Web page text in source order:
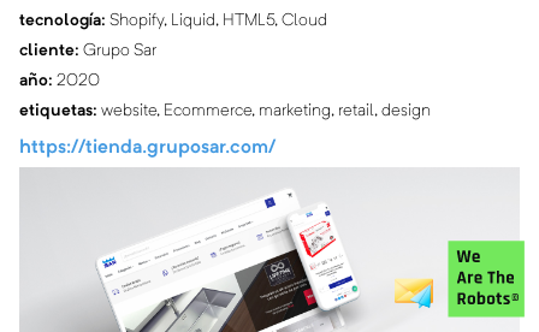
tecnología: Shopify, Liquid, HTML5, Cloud
cliente: Grupo Sar
año: 2020
etiquetas: website, Ecommerce, marketing, retail, design
https://tienda.gruposar.com/